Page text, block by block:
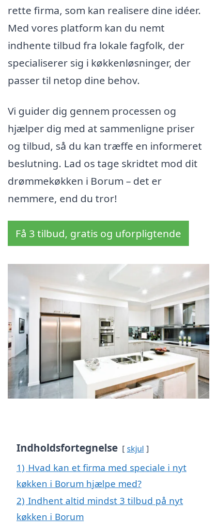
rette firma, som kan realisere dine idéer.
Med vores platform kan du nemt
indhente tilbud fra lokale fagfolk, der
specialiserer sig i køkkenløsninger, der
passer til netop dine behov.
Vi guider dig gennem processen og
hjælper dig med at sammenligne priser
og tilbud, så du kan træffe en informeret
beslutning. Lad os tage skridtet mod dit
drømmekøkken i Borum – det er
nemmere, end du tror!
Få 3 tilbud, gratis og uforpligtende
Indholdsfortegnelse skjul
1) Hvad kan et firma med speciale i nyt
køkken i Borum hjælpe med?
2) Indhent altid mindst 3 tilbud på nyt
køkken i Borum